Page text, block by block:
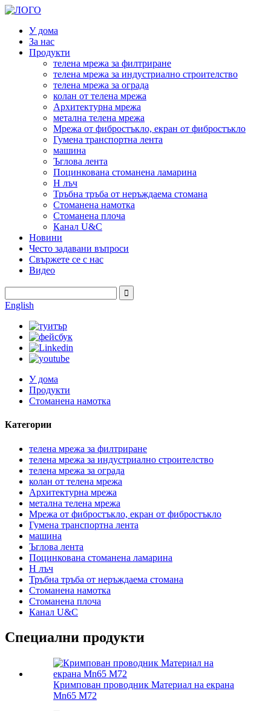
У дома
За нас
Продукти
телена мрежа за филтриране
телена мрежа за индустриално строителство
телена мрежа за ограда
колан от телена мрежа
Архитектурна мрежа
метална телена мрежа
Мрежа от фибростъкло, екран от фибростъкло
Гумена транспортна лента
машина
Ъглова лента
Поцинкована стоманена ламарина
H лъч
Тръбна тръба от неръждаема стомана
Стоманена намотка
Стоманена плоча
Канал U&C
Новини
Често задавани въпроси
Свържете се с нас
Видео
English
У дома
Продукти
Стоманена намотка
Категории
телена мрежа за филтриране
телена мрежа за индустриално строителство
телена мрежа за ограда
колан от телена мрежа
Архитектурна мрежа
метална телена мрежа
Мрежа от фибростъкло, екран от фибростъкло
Гумена транспортна лента
машина
Ъглова лента
Поцинкована стоманена ламарина
H лъч
Тръбна тръба от неръждаема стомана
Стоманена намотка
Стоманена плоча
Канал U&C
Специални продукти
Кримпован проводник Материал на екрана
Mn65 M72